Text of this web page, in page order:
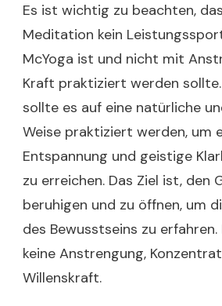
Es ist wichtig zu beachten,
Meditation kein
McYoga ist und nicht mit
Kraft praktiziert werden
sollte es auf eine natürliche
Weise praktiziert werden, um
Entspannung und geistige
zu erreichen. Das Ziel ist, den
beruhigen und zu öffnen, um
des Bewusstseins zu
keine Anstrengung,
Willenskraft.